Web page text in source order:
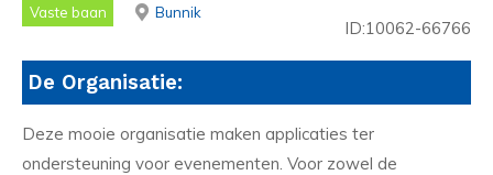
Vaste baan Bunnik
ID:10062-66766
De Organisatie:
Deze mooie organisatie maken applicaties ter
ondersteuning voor evenementen. Voor zowel de